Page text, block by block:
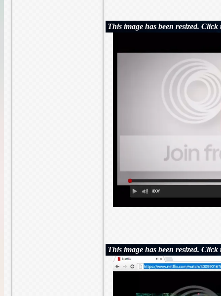
This image has been resized.
This image has been resized.